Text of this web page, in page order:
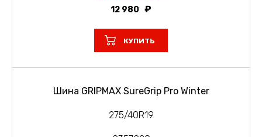
12 980
КУПИТЬ
Шина GRIPMAX SureGrip Pro Winter
275/40R19